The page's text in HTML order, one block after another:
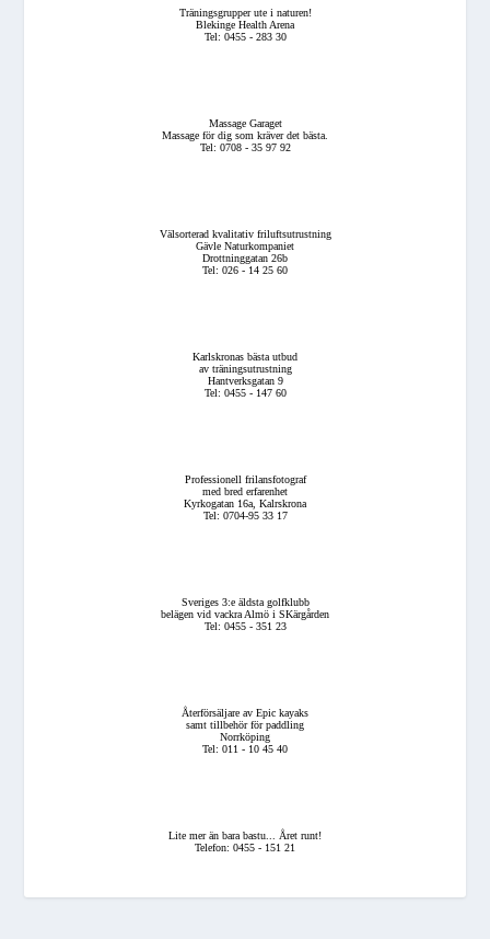
Träningsgrupper ute i naturen!
Blekinge Health Arena
Tel: 0455 - 283 30
Massage Garaget
Massage för dig som kräver det bästa.
Tel: 0708 - 35 97 92
Välsorterad kvalitativ friluftsutrustning
Gävle Naturkompaniet
Drottninggatan 26b
Tel: 026 - 14 25 60
Karlskronas bästa utbud
av träningsutrustning
Hantverksgatan 9
Tel: 0455 - 147 60
Professionell frilansfotograf
med bred erfarenhet
Kyrkogatan 16a, Kalrskrona
Tel: 0704-95 33 17
Sveriges 3:e äldsta golfklubb
belägen vid vackra Almö i SKärgården
Tel: 0455 - 351 23
Återförsäljare av Epic kayaks
samt tillbehör för paddling
Norrköping
Tel: 011 - 10 45 40
Lite mer än bara bastu... Året runt!
Telefon: 0455 - 151 21